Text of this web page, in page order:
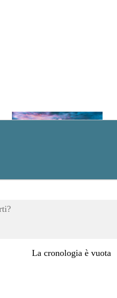
La cronologia è vuota